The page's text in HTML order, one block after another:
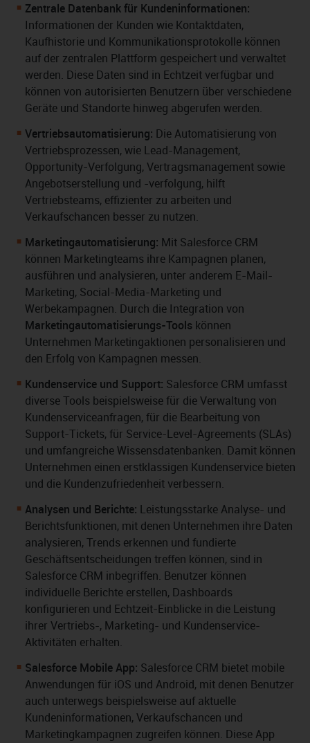
Zentrale Datenbank für Kundeninformationen:
Informationen der Kunden wie Kontaktdaten,
Kaufhistorie und Kommunikationsprotokolle können
auf der zentralen Plattform gespeichert und verwaltet
werden. Diese Daten sind in Echtzeit verfügbar und
können von autorisierten Benutzern über verschiedene
Geräte und Standorte hinweg abgerufen werden.
Vertriebsautomatisierung: Die Automatisierung von
Vertriebsprozessen, wie Lead-Management,
Opportunity-Verfolgung, Vertragsmanagement sowie
Angebotserstellung und -verfolgung, hilft
Vertriebsteams, effizienter zu arbeiten und
Verkaufschancen besser zu nutzen.
Marketingautomatisierung: Mit Salesforce CRM
können Marketingteams ihre Kampagnen planen,
ausführen und analysieren, unter anderem E-Mail-
Marketing, Social-Media-Marketing und
Werbekampagnen. Durch die Integration von
Marketingautomatisierungs-Tools können
Unternehmen Marketingaktionen personalisieren und
den Erfolg von Kampagnen messen.
Kundenservice und Support: Salesforce CRM umfasst
diverse Tools beispielsweise für die Verwaltung von
Kundenserviceanfragen, für die Bearbeitung von
Support-Tickets, für Service-Level-Agreements (SLAs)
und umfangreiche Wissensdatenbanken. Damit können
Unternehmen einen erstklassigen Kundenservice bieten
und die Kundenzufriedenheit verbessern.
Analysen und Berichte: Leistungsstarke Analyse- und
Berichtsfunktionen, mit denen Unternehmen ihre Daten
analysieren, Trends erkennen und fundierte
Geschäftsentscheidungen treffen können, sind in
Salesforce CRM inbegriffen. Benutzer können
individuelle Berichte erstellen, Dashboards
konfigurieren und Echtzeit-Einblicke in die Leistung
ihrer Vertriebs-, Marketing- und Kundenservice-
Aktivitäten erhalten.
Salesforce Mobile App: Salesforce CRM bietet mobile
Anwendungen für iOS und Android, mit denen Benutzer
auch unterwegs beispielsweise auf aktuelle
Kundeninformationen, Verkaufschancen und
Marketingkampagnen zugreifen können. Diese App